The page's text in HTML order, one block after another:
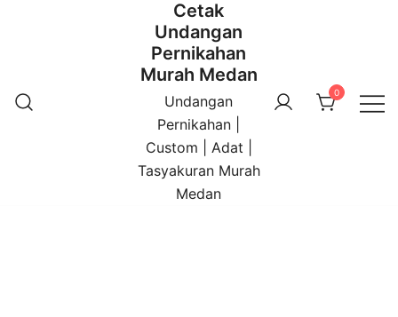
Cetak
Undangan
Pernikahan
Murah Medan
Undangan
Pernikahan |
Custom | Adat |
Tasyakuran Murah
Medan
0